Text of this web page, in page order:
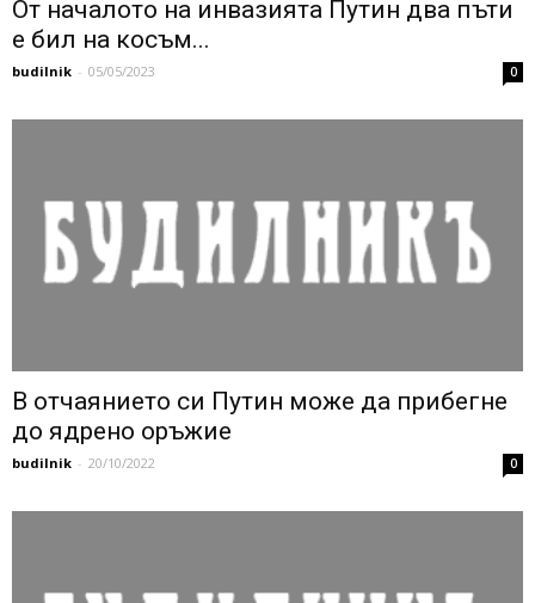
От началото на инвазията Путин два пъти
е бил на косъм...
budilnik - 05/05/2023 0
В отчаянието си Путин може да прибегне
до ядрено оръжие
budilnik - 20/10/2022 0